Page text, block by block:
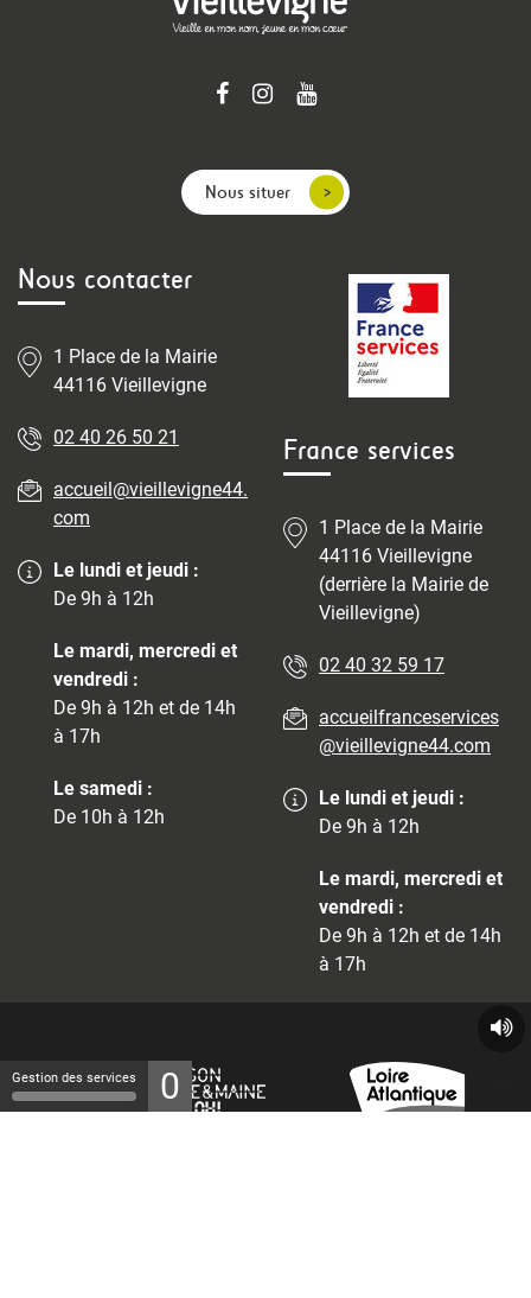
Nous situer
Nous contacter
1 Place de la Mairie
44116 Vieillevigne
02 40 26 50 21
accueil@vieillevigne44.
com
Le lundi et jeudi :
De 9h à 12h
Le mardi, mercredi et
vendredi :
De 9h à 12h et de 14h
à 17h
Le samedi :
De 10h à 12h
France services
1 Place de la Mairie
44116 Vieillevigne
(derrière la Mairie de
Vieillevigne)
02 40 32 59 17
accueilfranceservices
@vieillevigne44.com
Le lundi et jeudi :
De 9h à 12h
Le mardi, mercredi et
vendredi :
De 9h à 12h et de 14h
à 17h
Gestion des services 0